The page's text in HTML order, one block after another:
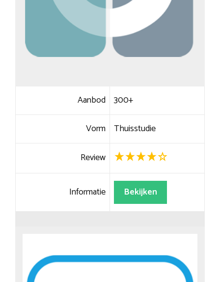
Aanbod 300+
Vorm Thuisstudie
Review
Informatie Bekijken